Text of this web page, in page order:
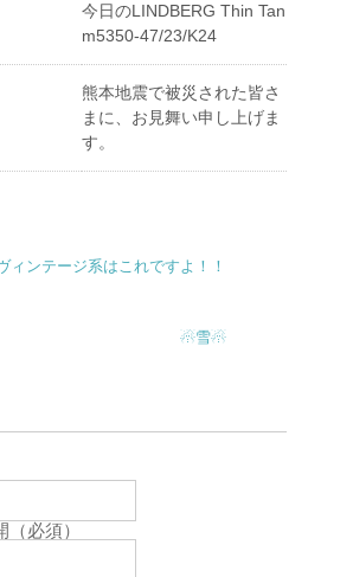
今日のLINDBERG Thin Tan
m5350-47/23/K24
熊本地震で被災された皆さ
まに、お見舞い申し上げま
す。
ィンテージ系はこれですよ！！
☃雪☃
必須）